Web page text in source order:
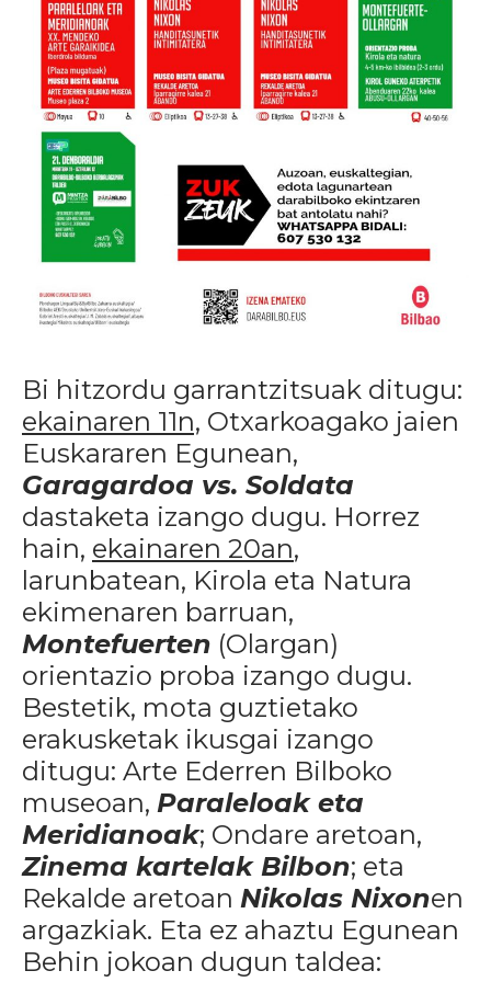
Bi hitzordu garrantzitsuak ditugu:
ekainaren 11n, Otxarkoagako jaien
Euskararen Egunean,
Garagardoa vs. Soldata
dastaketa izango dugu. Horrez
hain, ekainaren 20an,
larunbatean, Kirola eta Natura
ekimenaren barruan,
Montefuerten (Olargan)
orientazio proba izango dugu.
Bestetik, mota guztietako
erakusketak ikusgai izango
ditugu: Arte Ederren Bilboko
museoan, Paraleloak eta
Meridianoak; Ondare aretoan,
Zinema kartelak Bilbon; eta
Rekalde aretoan Nikolas Nixonen
argazkiak. Eta ez ahaztu Egunean
Behin jokoan dugun taldea: